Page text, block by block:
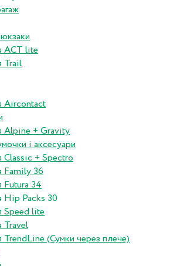
ACT lite
Trail
Aircontact
Alpine + Gravity
і аксесуари
Classic + Spectro
Family 36
Futura 34
Hip Packs 30
Speed lite
Travel
(Сумки через плече)